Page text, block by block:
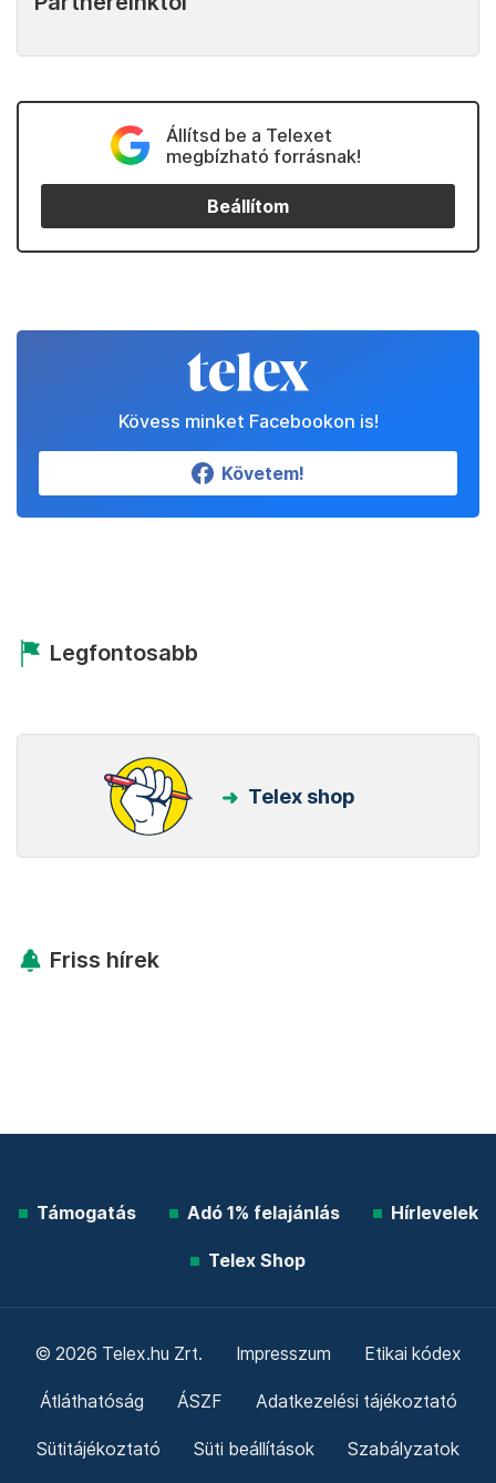
Állítsd be a Telexet
megbízható forrásnak!
Beállítom
Kövess minket Facebookon is!
Követem!
Legfontosabb
Telex shop
Friss hírek
Támogatás Adó 1% felajánlás Hírlevelek
Telex Shop
© 2026 Telex.hu Zrt. Impresszum Etikai kódex
Átláthatóság ÁSZF Adatkezelési tájékoztató
Sütitájékoztató Süti beállítások Szabályzatok